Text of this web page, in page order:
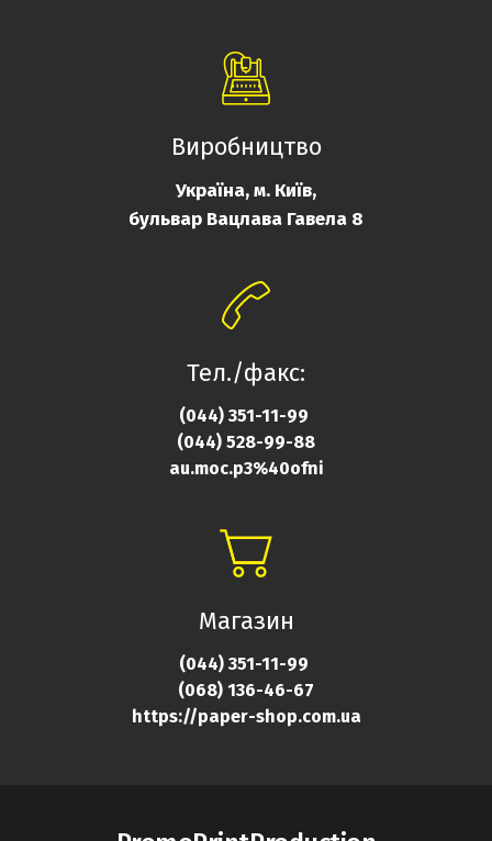
Виробництво
Україна, м. Київ,
бульвар Вацлава Гавела 8
Тел./факс:
(044) 351-11-99
(044) 528-99-88
au.moc.p3%40ofni
Магазин
(044) 351-11-99
(068) 136-46-67
https://paper-shop.com.ua